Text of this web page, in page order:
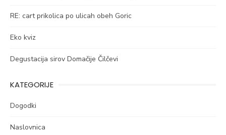
RE: cart prikolica po ulicah obeh Goric
Eko kviz
Degustacija sirov Domačije Čilčevi
KATEGORIJE
Dogodki
Naslovnica